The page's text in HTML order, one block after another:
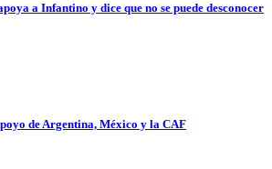
a Infantino y dice que no se puede desconocer
de Argentina, México y la CAF